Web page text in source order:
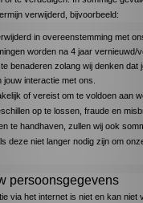
verwijderd, bijvoorbeeld:
in overeenstemming met
worden na 4 jaar vernieuwd/
benaderen zolang wij denken dat
interactie met ons.
of vereist om te voldoen aan
op te lossen, fraude en
te handhaven, zullen wij ook
deze niet langer nodig zijn om
persoonsgegevens
via het internet is niet en kan niet